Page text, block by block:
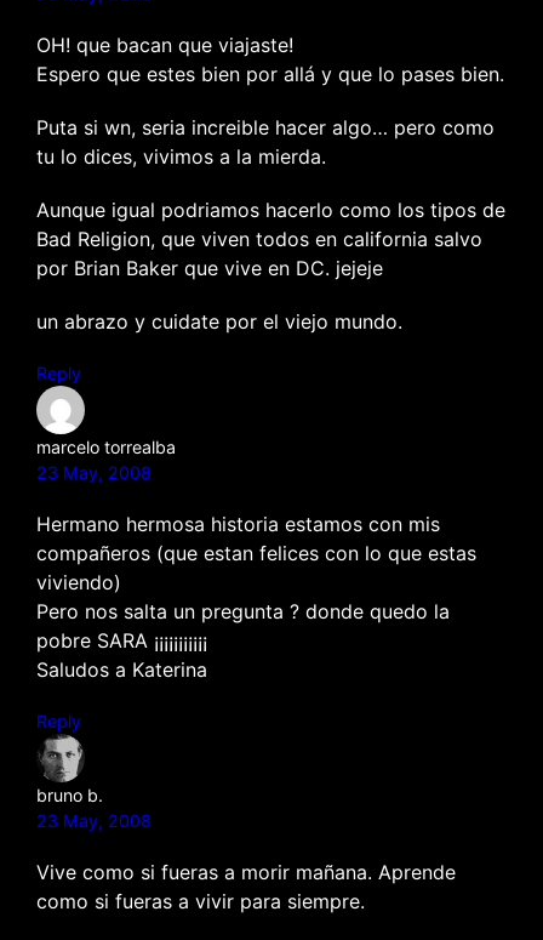
OH! que bacan que viajaste!
Espero que estes bien por allá y que lo pases bien.
Puta si wn, seria increible hacer algo… pero como
tu lo dices, vivimos a la mierda.
Aunque igual podriamos hacerlo como los tipos de
Bad Religion, que viven todos en california salvo
por Brian Baker que vive en DC. jejeje
un abrazo y cuidate por el viejo mundo.
Reply
marcelo torrealba
23 May, 2008
Hermano hermosa historia estamos con mis
compañeros (que estan felices con lo que estas
viviendo)
Pero nos salta un pregunta ? donde quedo la
pobre SARA ¡¡¡¡¡¡¡¡¡¡¡
Saludos a Katerina
Reply
bruno b.
23 May, 2008
Vive como si fueras a morir mañana. Aprende
como si fueras a vivir para siempre.